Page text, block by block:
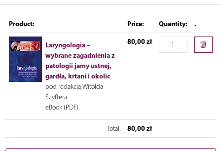
Product: Price: Quantity: .
Laryngologia –
wybrane zagadnienia z
patologii jamy ustnej,
gardła, krtani i okolic
pod redakcją Witolda
Szyftera
eBook (PDF)
80,00 zł
Total: 80,00 zł